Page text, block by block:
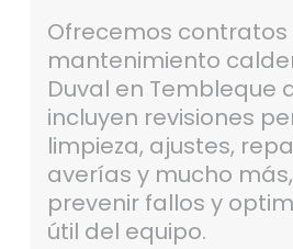
Ofrecemos contratos
mantenimiento
Duval en Tembleque
incluyen revisiones
limpieza, ajustes,
averías y mucho
prevenir fallos y
útil del equipo.